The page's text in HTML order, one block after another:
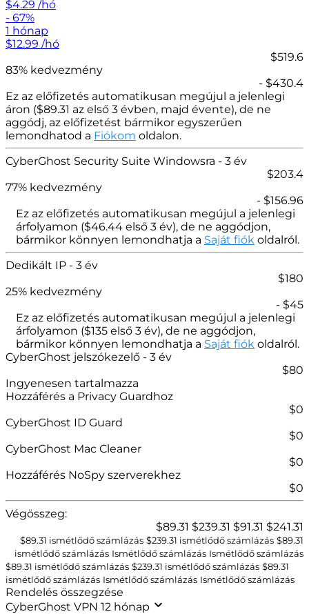
$4.29 /hó
- 67%
1 hónap
$12.99 /hó
$519.6
83% kedvezmény
- $430.4
Ez az előfizetés automatikusan megújul a jelenlegi
áron ($89.31 az első 3 évben, majd évente), de ne
aggódj, az előfizetést bármikor egyszerűen
lemondhatod a Fiókom oldalon.
CyberGhost Security Suite Windowsra - 3 év
$203.4
77% kedvezmény
- $156.96
Ez az előfizetés automatikusan megújul a jelenlegi
árfolyamon ($46.44 első 3 év), de ne aggódjon,
bármikor könnyen lemondhatja a Saját fiók oldalról.
Dedikált IP - 3 év
$180
25% kedvezmény
- $45
Ez az előfizetés automatikusan megújul a jelenlegi
árfolyamon ($135 első 3 év), de ne aggódjon,
bármikor könnyen lemondhatja a Saját fiók oldalról.
CyberGhost jelszókezelő - 3 év
$80
Ingyenesen tartalmazza
Hozzáférés a Privacy Guardhoz
$0
CyberGhost ID Guard
$0
CyberGhost Mac Cleaner
$0
Hozzáférés NoSpy szerverekhez
$0
Végösszeg:
$89.31 $239.31 $91.31 $241.31
$89.31 ismétlődő számlázás $239.31 ismétlődő számlázás $89.31
ismétlődő számlázás Ismétlődő számlázás Ismétlődő számlázás
$89.31 ismétlődő számlázás $239.31 ismétlődő számlázás $89.31
ismétlődő számlázás Ismétlődő számlázás Ismétlődő számlázás
Rendelés összegzése
CyberGhost VPN 12 hónap